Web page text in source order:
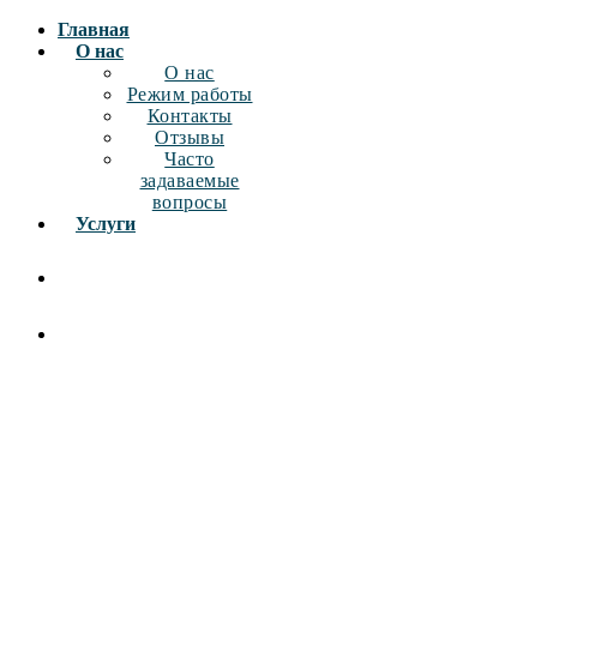
Главная
О нас
О нас
Режим работы
Контакты
Отзывы
Часто
задаваемые
вопросы
Услуги